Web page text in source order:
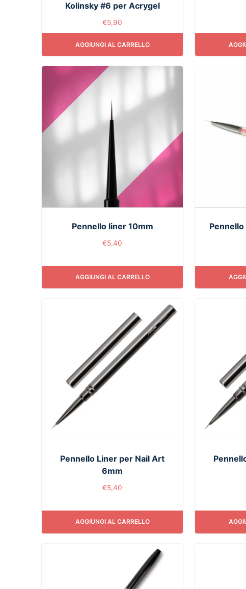
Kolinsky #6 per Acrygel
€5,90
AGGIUNGI AL CARRELLO
Pennello liner 10mm
€5,40
AGGIUNGI AL CARRELLO
Pennello Liner per Nail Art
6mm
€5,40
AGGIUNGI AL CARRELLO